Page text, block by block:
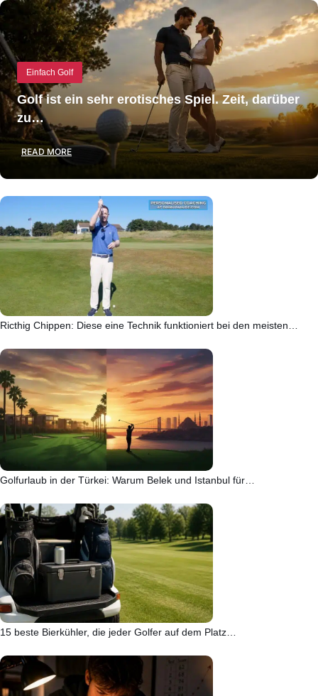
Einfach Golf
Golf ist ein sehr erotisches Spiel. Zeit, darüber
zu…
READ MORE
Ricthig Chippen: Diese eine Technik funktioniert bei den meisten…
Golfurlaub in der Türkei: Warum Belek und Istanbul für…
15 beste Bierkühler, die jeder Golfer auf dem Platz…